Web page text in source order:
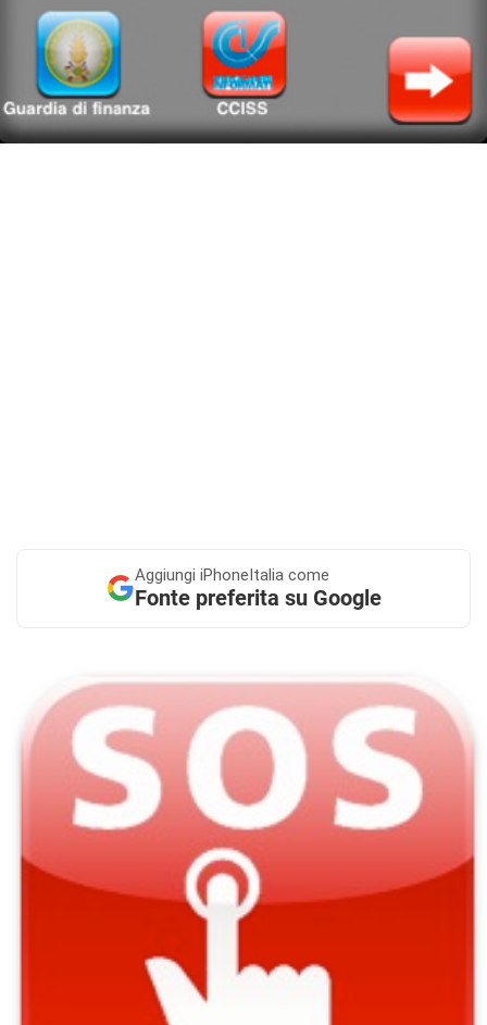
Aggiungi iPhoneItalia come
Fonte preferita su Google